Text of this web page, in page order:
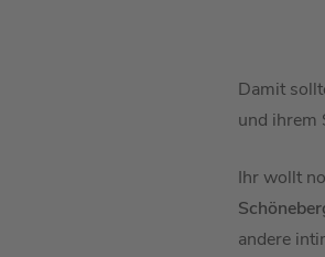
Damit
und ihrem
Ihr wollt
andere